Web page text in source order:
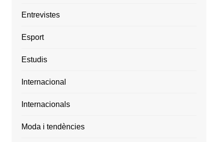
Entrevistes
Esport
Estudis
Internacional
Internacionals
Moda i tendències